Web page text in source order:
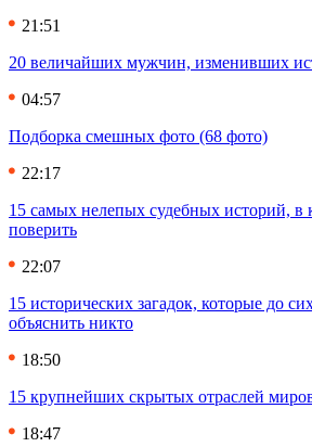
21:51
20 величайших мужчин, изменивших
04:57
Подборка смешных фото (68 фото)
22:17
15 самых нелепых судебных историй, в
поверить
22:07
15 исторических загадок, которые до
объяснить никто
18:50
15 крупнейших скрытых отраслей
18:47